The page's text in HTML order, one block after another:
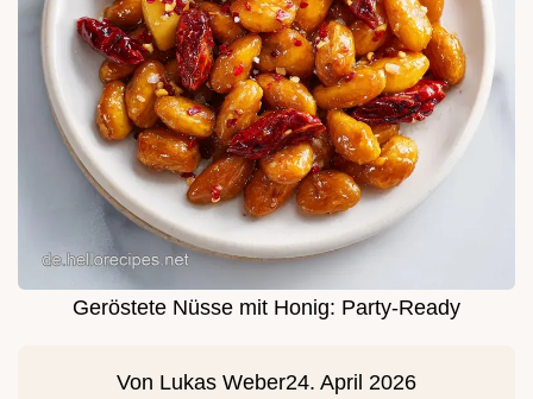
Geröstete Nüsse mit Honig: Party-Ready
Von Lukas Weber24. April 2026